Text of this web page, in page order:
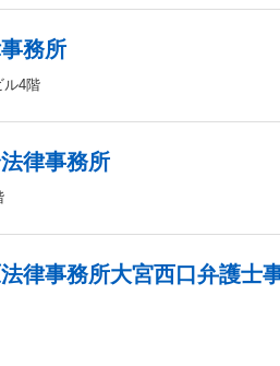
務所
ル4階
律事務所
律事務所大宮西口弁護士